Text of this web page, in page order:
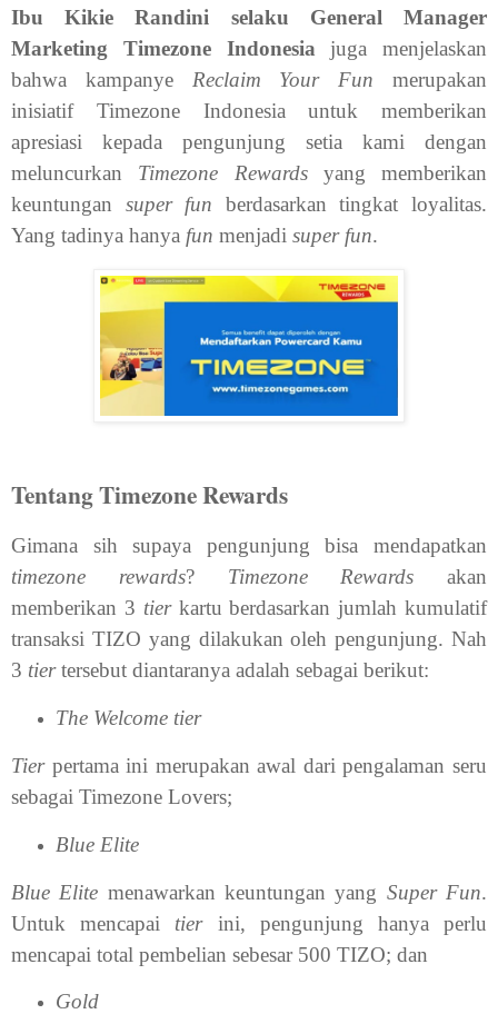
Ibu Kikie Randini selaku General Manager
Marketing Timezone Indonesia juga menjelaskan
bahwa kampanye Reclaim Your Fun merupakan
inisiatif Timezone Indonesia untuk memberikan
apresiasi kepada pengunjung setia kami dengan
meluncurkan Timezone Rewardsyang memberikan
keuntungan super fun berdasarkan tingkat loyalitas.
Yang tadinya hanya fun menjadi super fun.
Tentang Timezone Rewards
Gimana sih supaya pengunjung bisa mendapatkan
timezone rewards? Timezone Rewards akan
memberikan 3 tierkartu berdasarkan jumlah kumulatif
transaksi TIZO yang dilakukan oleh pengunjung. Nah
3 tiertersebut diantaranya adalah sebagai berikut:
The Welcome tier
Tierpertama ini merupakan awal dari pengalaman seru
sebagai Timezone Lovers;
Blue Elite
Blue Elite menawarkan keuntungan yang Super Fun.
Untuk mencapai tierini, pengunjung hanya perlu
mencapai total pembelian sebesar 500 TIZO; dan
Gold